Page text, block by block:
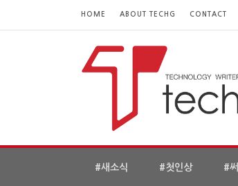
HOME ABOUT TECHG CONTACT
#새소식 #첫인상 #